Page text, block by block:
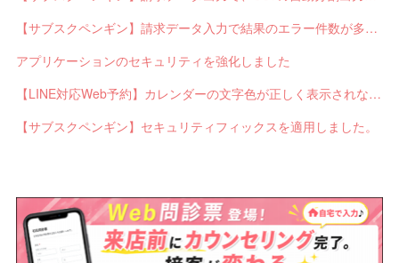
【サブスクペンギン】請求データ入力で結果のエラー件数が多い場合に応答不能になるバグを修正しました。
アプリケーションのセキュリティを強化しました
【LINE対応Web予約】カレンダーの文字色が正しく表示されないバグを修正しました。
【サブスクペンギン】セキュリティフィックスを適用しました。